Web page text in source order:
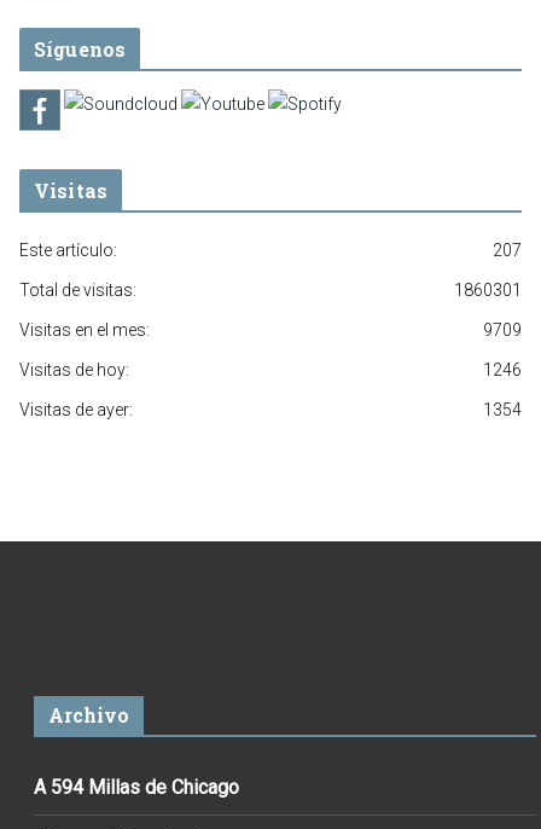
Síguenos
Visitas
207
Este artículo:
1860301
Total de visitas:
9709
Visitas en el mes:
1246
Visitas de hoy:
1354
Visitas de ayer:
Archivo
A 594 Millas de Chicago